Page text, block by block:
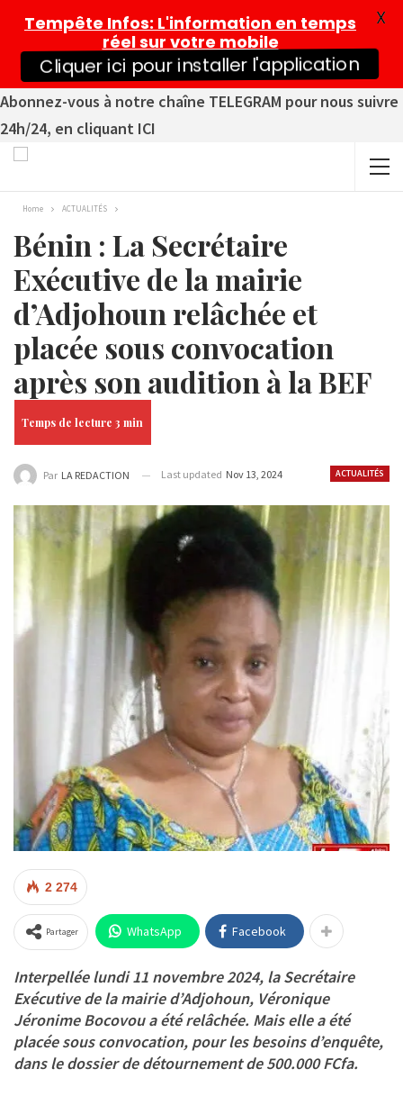
Abonnez-vous à notre chaîne TELEGRAM pour nous suivre
24h/24, en cliquant ICI
Home ACTUALITÉS
Bénin : La Secrétaire
Exécutive de la mairie
d’Adjohoun relâchée et
placée sous convocation
après son audition à la BEF
ACTUALITÉS
Par LA REDACTION Last updated Nov 13, 2024
2 274
Partager WhatsApp Facebook
Interpellée lundi 11 novembre 2024, la Secrétaire
Exécutive de la mairie d’Adjohoun, Véronique
Jéronime Bocovou a été relâchée. Mais elle a été
placée sous convocation, pour les besoins d’enquête,
dans le dossier de détournement de 500.000 FCfa.
Tempête Infos: L'information en temps
réel sur votre mobile
Cliquer ici pour installer l'application
X